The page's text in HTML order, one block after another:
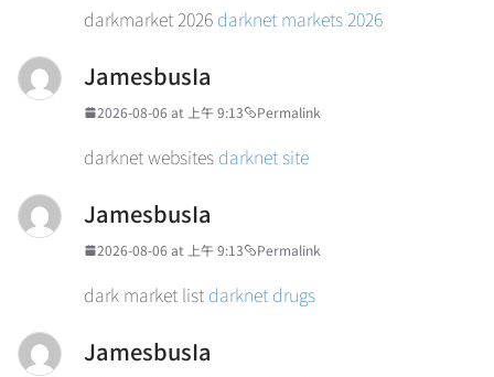
darkmarket 2026 darknet markets 2026
JamesbusIa
2026-08-06 at 上午 9:13 Permalink
darknet websites darknet site
JamesbusIa
2026-08-06 at 上午 9:13 Permalink
dark market list darknet drugs
JamesbusIa